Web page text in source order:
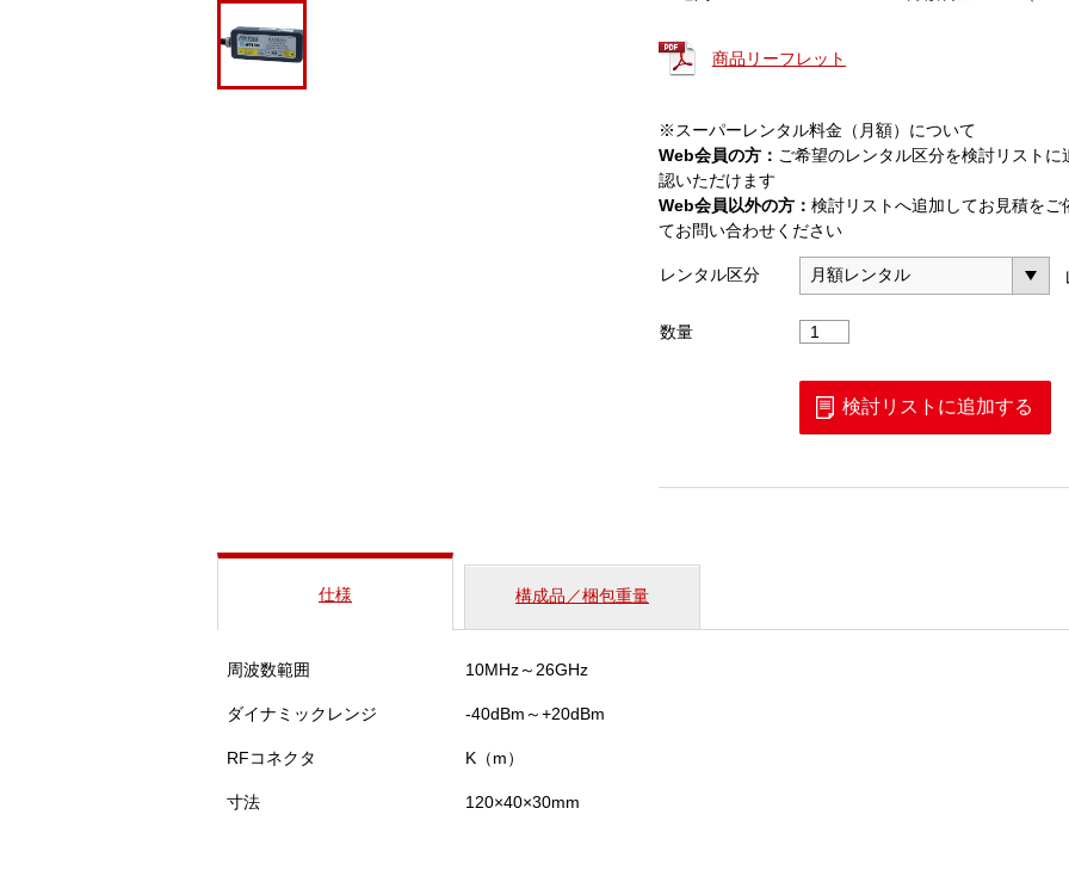
商品リーフレット
※スーパーレンタル料金（月額）について
Web会員の方： ご希望のレンタル区分を検討リスト
認いただけます
Web会員以外の方： 検討リストへ追加してお見積をご
てお問い合わせください
レンタル区分
数量
USB
ワ
セ
検討リストに追加する
仕様 構成品／梱包重量
周波数範囲 10MHz～26GHz
ダイナミックレンジ -40dBm～+20dBm
RFコネクタ K（m）
寸法 120×40×30mm